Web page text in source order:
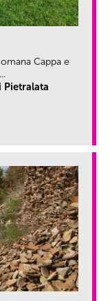
Cappa e
Pietralata